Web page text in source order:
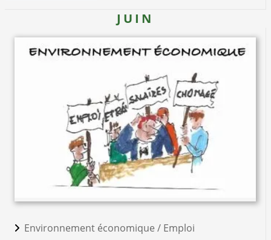
JUIN
Environnement économique / Emploi